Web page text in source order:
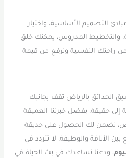
الأساسية، واختيار
المدروس، يمكنك خلق
النفسية وترفع من قيمة
بالرياض تقف بجانبك
حقيقة، بفضل خبرتنا العميقة
لك الحصول على حديقة
والوظيفة، لا تتردد في
ودعنا نساعدك في بث الحياة في